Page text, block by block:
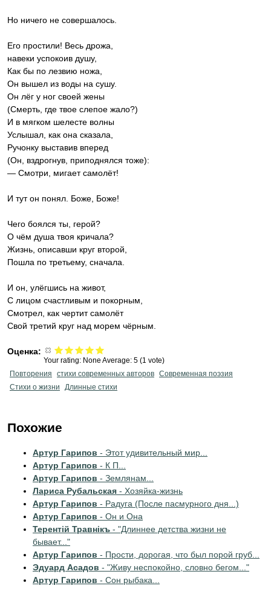
Но ничего не совершалось.
Его простили! Весь дрожа,
навеки успокоив душу,
Как бы по лезвию ножа,
Он вышел из воды на сушу.
Он лёг у ног своей жены
(Смерть, где твое слепое жало?)
И в мягком шелесте волны
Услышал, как она сказала,
Ручонку выставив вперед
(Он, вздрогнув, приподнялся тоже):
— Смотри, мигает самолёт!
И тут он понял. Боже, Боже!
Чего боялся ты, герой?
О чём душа твоя кричала?
Жизнь, описавши круг второй,
Пошла по третьему, сначала.
И он, улёгшись на живот,
С лицом счастливым и покорным,
Смотрел, как чертит самолёт
Свой третий круг над морем чёрным.
Оценка:
Your rating: None Average: 5 (1 vote)
Повторения
стихи современных авторов Современная поэзия
Стихи о жизни
Длинные стихи
Похожие
Артур Гарипов - Этот удивительный мир...
Артур Гарипов - К П...
Артур Гарипов - Землянам...
Лариса Рубальская - Хозяйка-жизнь
Артур Гарипов - Радуга (После пасмурного дня...)
Артур Гарипов - Он и Она
Терентiй Травнiкъ - "Длиннее детства жизни не
бывает..."
Артур Гарипов - Прости, дорогая, что был порой груб...
Эдуард Асадов - "Живу неспокойно, словно бегом..."
Артур Гарипов - Сон рыбака...